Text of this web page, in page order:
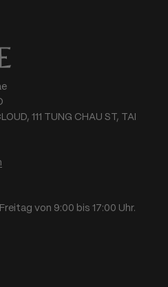
111 TUNG CHAU ST, TAI
von 9:00 bis 17:00 Uhr.